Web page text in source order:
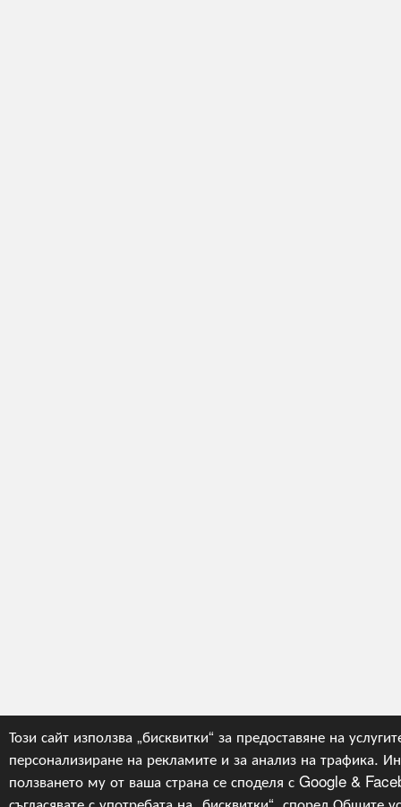
Този сайт използва „бисквитки“ за предоставяне на
персонализиране на рекламите и за анализ на трафика.
ползването му от ваша страна се споделя с Google &